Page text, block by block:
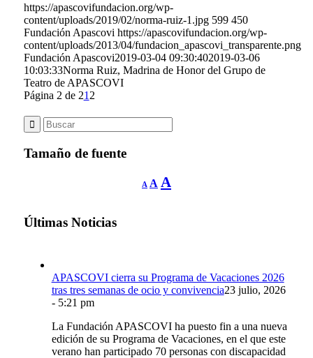
https://apascovifundacion.org/wp-
content/uploads/2019/02/norma-ruiz-1.jpg 599 450
Fundación Apascovi https://apascovifundacion.org/wp-
content/uploads/2013/04/fundacion_apascovi_transparente.png
Fundación Apascovi2019-03-04 09:30:402019-03-06
10:03:33Norma Ruiz, Madrina de Honor del Grupo de
Teatro de APASCOVI
Página 2 de 21 2
Tamaño de fuente
A
Reducir
tamaño
A Restablecer
tamaño
AAumentar
Últimas Noticias
APASCOVI cierra su Programa de Vacaciones 2026
tras tres semanas de ocio y convivencia23 julio, 2026
- 5:21 pm
La Fundación APASCOVI ha puesto fin a una nueva
edición de su Programa de Vacaciones, en el que este
verano han participado 70 personas con discapacidad